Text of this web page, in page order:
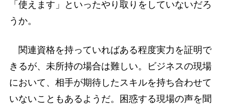
「使えます」といったやり取りをしていないだろ
うか。
関連資格を持っていればある程度実力を証明で
きるが、未所持の場合は難しい。ビジネスの現場
において、相手が期待したスキルを持ち合わせて
いないこともあるようだ。困惑する現場の声を聞